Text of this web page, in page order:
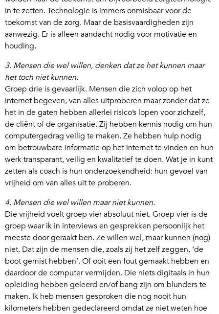
in te zetten. Technologie is immers onmisbaar voor de
toekomst van de zorg. Maar de basisvaardigheden zijn
aanwezig. Er is alleen aandacht nodig voor motivatie en
houding.
3. Mensen die wel willen, denken dat ze het kunnen maar
het toch niet kunnen.
Groep drie is gevaarlijk. Mensen die zich volop op het
internet begeven, van alles uitproberen maar zonder dat ze
het in de gaten hebben allerlei risico’s lopen voor zichzelf,
de cliënt of de organisatie. Zij hebben kennis nodig om hun
computergedrag veilig te maken. Ze hebben hulp nodig
om betrouwbare informatie op het internet te vinden en hun
werk transparant, veilig en kwalitatief te doen. Wat je in kunt
zetten als coach is hun onderzoekendheid: hun gevoel van
vrijheid om van alles uit te proberen.
4. Mensen die wel willen maar niet kunnen.
Die vrijheid voelt groep vier absoluut niet. Groep vier is de
groep waar ik in interviews en gesprekken persoonlijk het
meeste door geraakt ben. Ze willen wel, maar kunnen (nog)
niet. Dat zijn de mensen die, zoals zij het zelf zeggen, ‘de
boot gemist hebben’. Of ooit een fout gemaakt hebben en
daardoor de computer vermijden. Die niets digitaals in hun
opleiding hebben geleerd en/of bang zijn om blunders te
maken. Ik heb mensen gesproken die nog nooit hun
kilometers hebben gedeclareerd omdat ze niet weten hoe